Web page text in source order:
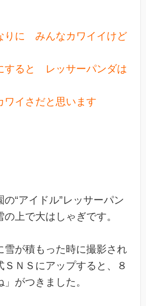
りに みんなカワイイけど
ると レッサーパンダは
イさだと思います
“アイドル”レッサーパン
上で大はしゃぎです。
雪が積もった時に撮影され
ＳＮＳにアップすると、８
がつきました。